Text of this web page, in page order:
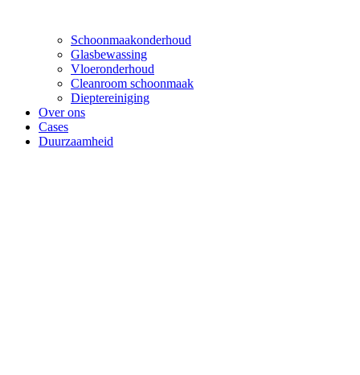
Schoonmaakonderhoud
Glasbewassing
Vloeronderhoud
Cleanroom schoonmaak
Dieptereiniging
Over ons
Cases
Duurzaamheid